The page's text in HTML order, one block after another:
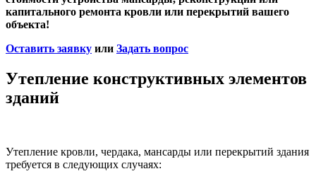
капитального ремонта кровли или перекрытий вашего
объекта!
Оставить заявку или Задать вопрос
Утепление конструктивных элементов
зданий
Утепление кровли, чердака, мансарды или перекрытий здания
требуется в следующих случаях: